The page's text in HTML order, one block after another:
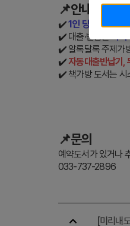
📌안내사항
✔️1인 당 1개의 주
✔️ 대출·반납은
✔️ 알록달록 주제가
✔️ 자동대출반납기,
✔️ 책가방 도서는 시
📌문의
예약도서가 있거나
033-737-2896
[미리내